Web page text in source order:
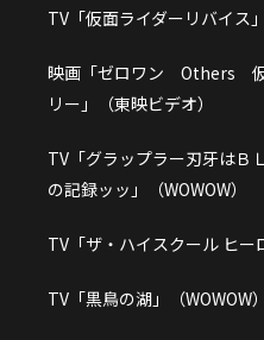
TV「仮面ライダーリバイス
映画「ゼロワン Others 仮
リー」（東映ビデオ）
TV「グラップラー刃牙はＢ
の記録ッッ」（WOWOW）
TV「ザ・ハイスクール ヒー
TV「黒鳥の湖」（WOWOW）